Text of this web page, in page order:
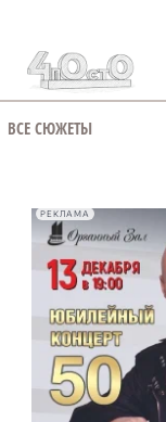
ВСЕ СЮЖЕТЫ
РЕКЛАМА